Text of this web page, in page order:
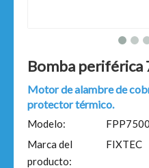
Bomba periférica
Motor de alambre de
protector térmico.
Modelo:
Marca del
producto:
FIXTEC